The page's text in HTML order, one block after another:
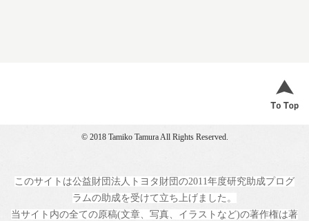
© 2018 Tamiko Tamura All Rights Reserved.
このサイトは公益財団法人トヨタ財団の2011年度研究助成プログ
ラムの助成を受けて立ち上げました。
当サイト内の全ての原稿(文章、写真、イラストなど)の著作権は著